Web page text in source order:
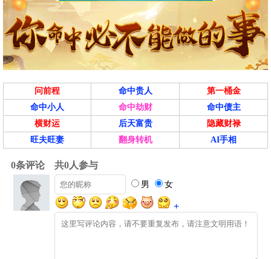
问前程 命中贵人
第一桶金
命中小人
命中劫财
命中债主
横财运
后天富贵
隐藏财禄
旺夫旺妻
翻身转机 AI手相